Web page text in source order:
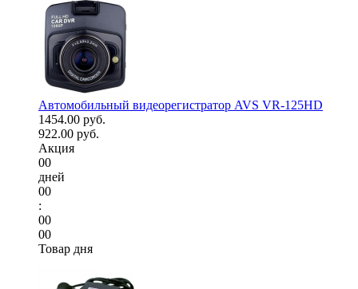
Автомобильный видеорегистратор AVS VR-125HD
1454.00 руб.
922.00 руб.
Акция
00
дней
00
:
00
00
Товар дня